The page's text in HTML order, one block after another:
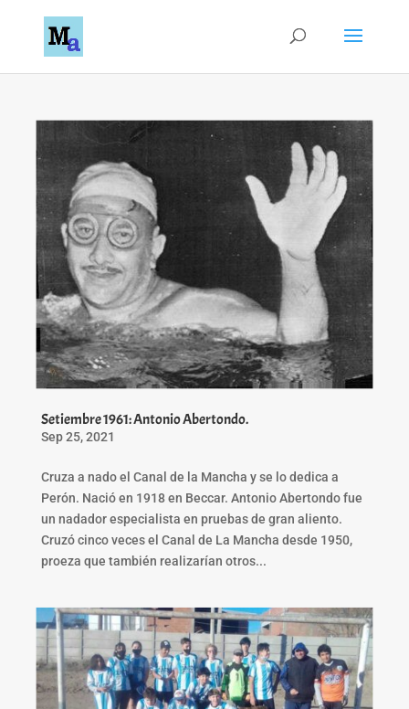
Setiembre 1961: Antonio Abertondo.
Sep 25, 2021
Cruza a nado el Canal de la Mancha y se lo dedica a
Perón. Nació en 1918 en Beccar. Antonio Abertondo fue
un nadador especialista en pruebas de gran aliento.
Cruzó cinco veces el Canal de La Mancha desde 1950,
proeza que también realizarían otros...